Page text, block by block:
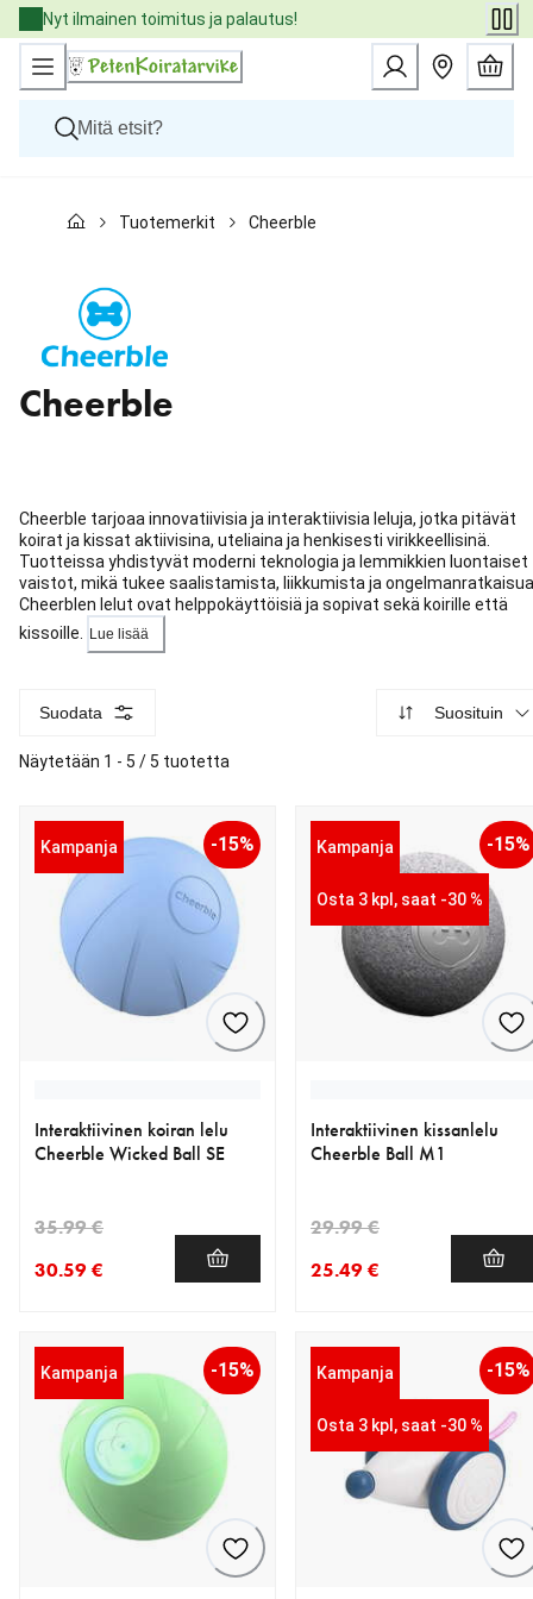
Skip
to
Content
Nyt ilmainen toimitus ja palautus!
Kissat
Tuotemerkit
Uutuudet
Tarjoukset
Palvelut
Tuotemerkit Cheerble
Cheerble
Cheerble tarjoaa innovatiivisia ja interaktiivisia leluja, jotka pitävät
koirat ja kissat aktiivisina, uteliaina ja henkisesti virikkeellisinä.
Tuotteissa yhdistyvät moderni teknologia ja lemmikkien luontaiset
vaistot, mikä tukee saalistamista, liikkumista ja
Cheerblen lelut ovat helppokäyttöisiä ja sopivat sekä koirille että
kissoille.
Lue lisää
Suodata Suosituin
Näytetään 1 - 5 / 5 tuotetta
Kampanja -15%
Interaktiivinen koiran lelu
Cheerble Wicked Ball SE
30.59 €
35.99 €
Kampanja
Osta 3 kpl, saat -30 %
-15%
Interaktiivinen kissanlelu
Cheerble Ball M1
25.49 €
29.99 €
Kampanja -15% Kampanja
Osta 3 kpl, saat -30 %
-15%